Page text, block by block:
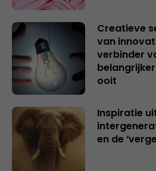
Creatieve
van
verbinder
ooit
Inspiratie
en de